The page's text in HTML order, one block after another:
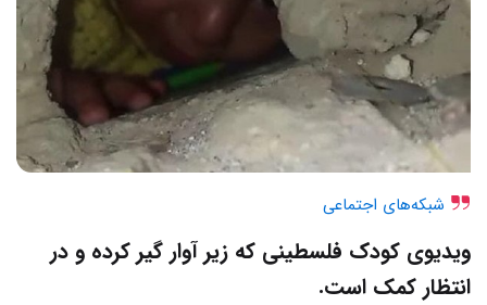
شبکه‌های اجتماعی
ویدیوی کودک فلسطینی که زیر آوار گیر کرده و در
انتظار کمک است.